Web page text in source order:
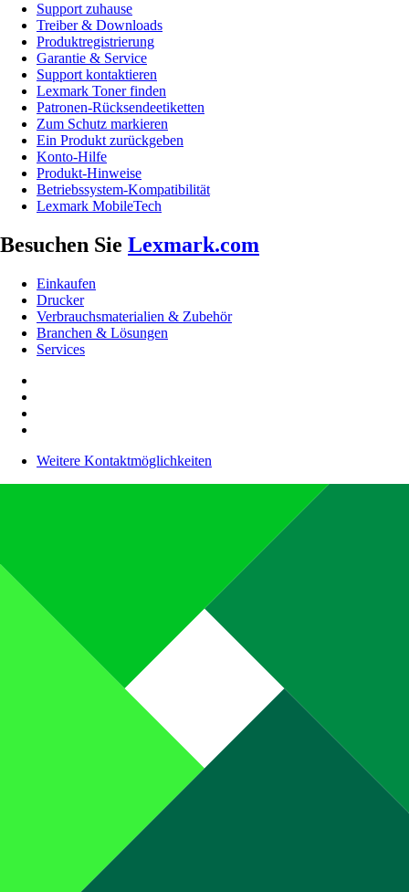
Support zuhause
Treiber & Downloads
Produktregistrierung
Garantie & Service
Support kontaktieren
Lexmark Toner finden
Patronen-Rücksendeetiketten
Zum Schutz markieren
Ein Produkt zurückgeben
Konto-Hilfe
Produkt-Hinweise
Betriebssystem-Kompatibilität
Lexmark MobileTech
Besuchen Sie Lexmark.com
Einkaufen
Drucker
Verbrauchsmaterialien & Zubehör
Branchen & Lösungen
Services
Weitere Kontaktmöglichkeiten